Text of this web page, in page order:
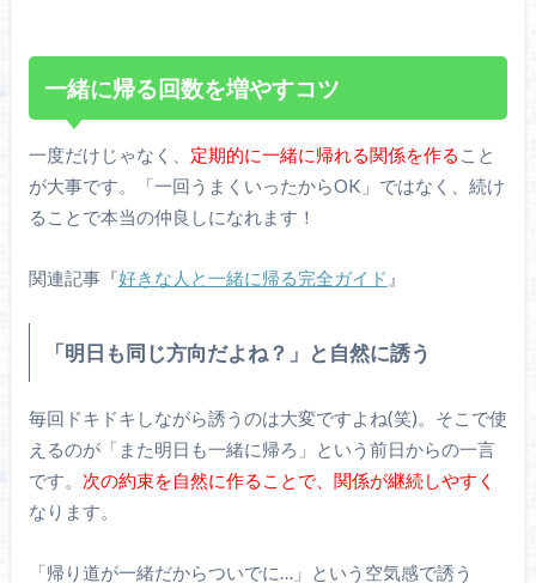
一緒に帰る回数を増やすコツ
一度だけじゃなく、 定期的に一緒に帰れる関係を作る こと
が大事です。「一回うまくいったからOK」ではなく、続け
ることで本当の仲良しになれます！
関連記事『好きな人と一緒に帰る完全ガイド 』
「明日も同じ方向だよね？」と自然に誘う
毎回ドキドキしながら誘うのは大変ですよね(笑)。そこで使
えるのが「また明日も一緒に帰ろ」という前日からの一言
です。 次の約束を自然に作ることで、関係が継続しやすく
なります。
「帰り道が一緒だからついでに…」という空気感で誘う